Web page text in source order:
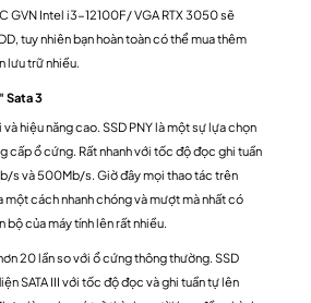
GVN Intel i3-12100F/ VGA RTX 3050 sẽ
tuy nhiên bạn hoàn toàn có thể mua thêm
lưu trữ nhiều.
Sata 3
hiệu năng cao. SSD PNY là một sự lựa chọn
cấp ổ cứng. Rất nhanh với tốc độ đọc ghi tuần
s và 500Mb/s. Giờ đây mọi thao tác trên
một cách nhanh chóng và mượt mà nhất có
bộ của máy tính lên rất nhiều.
20 lần so với ổ cứng thông thường. SSD
SATA III với tốc độ đọc và ghi tuần tự lên